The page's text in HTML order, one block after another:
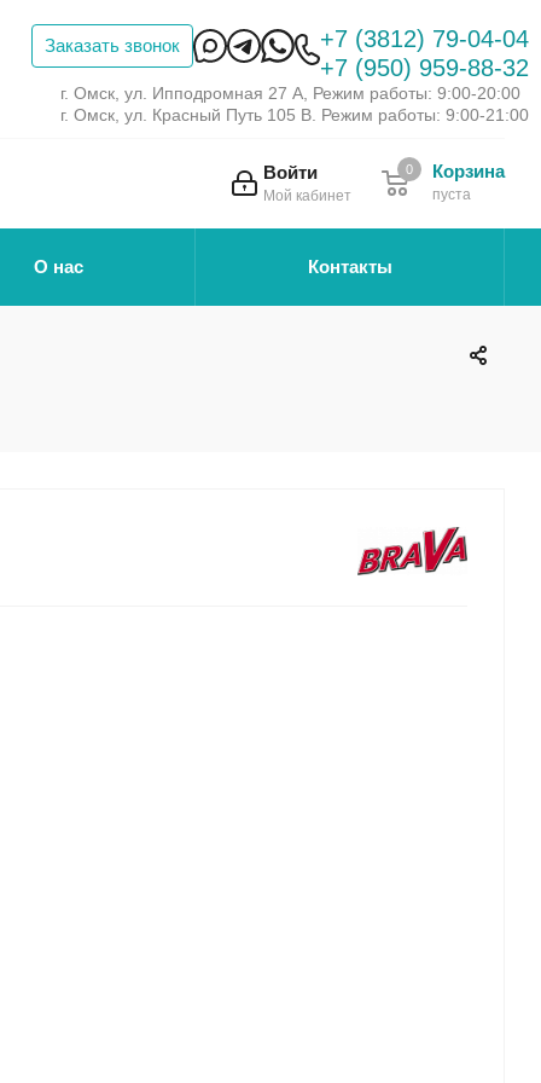
Заказать звонок
+7 (3812) 79-04-04
+7 (950) 959-88-32
г. Омск, ул. Ипподромная 27 А, Режим работы: 9:00-20:00
г. Омск, ул. Красный Путь 105 В. Режим работы: 9:00-21:00
Войти
Мой кабинет
Корзина
пуста
0
О нас Контакты